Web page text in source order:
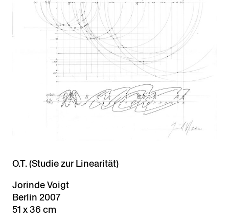
O.T. (Studie zur Linearität)
Jorinde Voigt
Berlin 2007
51 x 36 cm